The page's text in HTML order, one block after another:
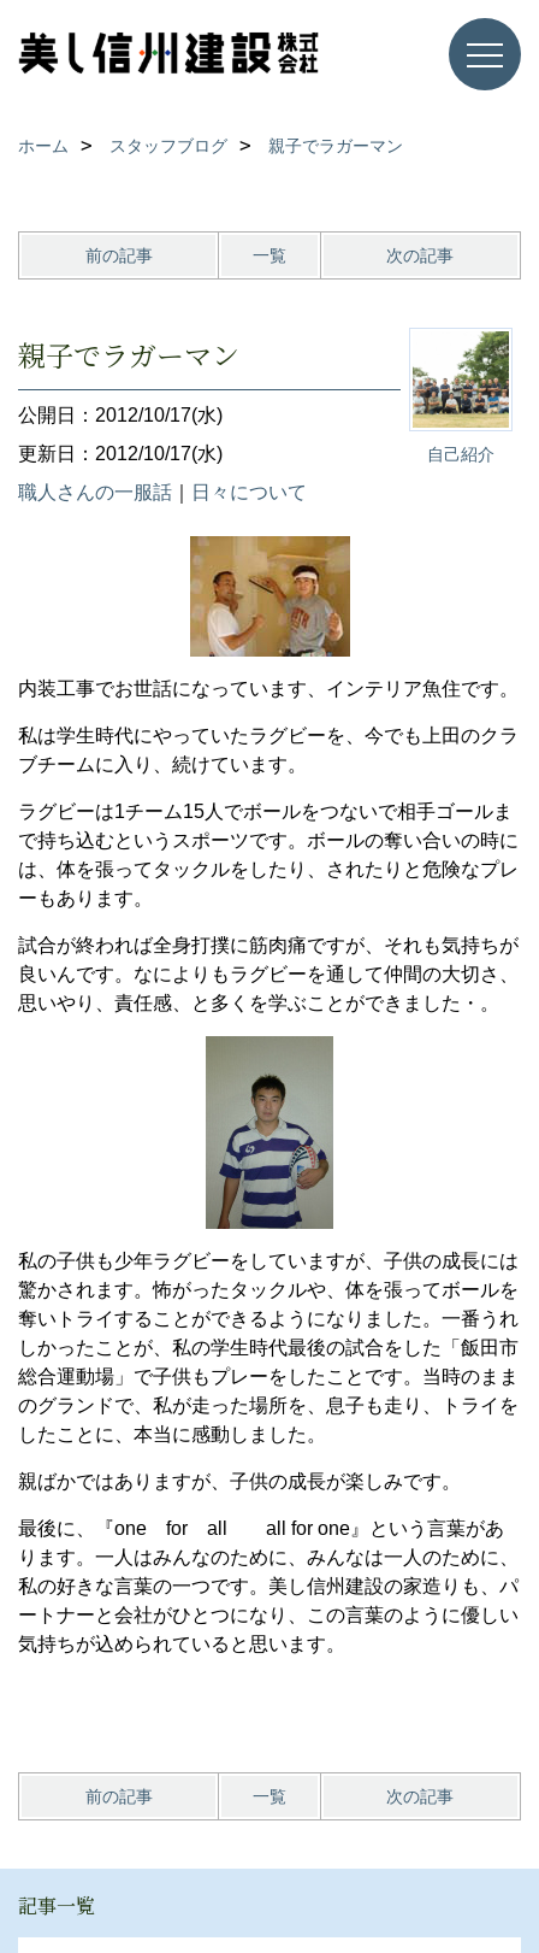
ホーム スタッフブログ 親子でラガーマン
前の記事 一覧 次の記事
自己紹介
親子でラガーマン
公開日：2012/10/17(水)
更新日：2012/10/17(水)
職人さんの一服話
日々について
内装工事でお世話になっています、インテリア魚住です。
私は学生時代にやっていたラグビーを、今でも上田のクラ
ブチームに入り、続けています。
ラグビーは1チーム15人でボールをつないで相手ゴールま
で持ち込むというスポーツです。ボールの奪い合いの時に
は、体を張ってタックルをしたり、されたりと危険なプレ
ーもあります。
試合が終われば全身打撲に筋肉痛ですが、それも気持ちが
良いんです。なによりもラグビーを通して仲間の大切さ、
思いやり、責任感、と多くを学ぶことができました・。
私の子供も少年ラグビーをしていますが、子供の成長には
驚かされます。怖がったタックルや、体を張ってボールを
奪いトライすることができるようになりました。一番うれ
しかったことが、私の学生時代最後の試合をした「飯田市
総合運動場」で子供もプレーをしたことです。当時のまま
のグランドで、私が走った場所を、息子も走り、トライを
したことに、本当に感動しました。
親ばかではありますが、子供の成長が楽しみです。
最後に、『one for all all for one』という言葉があ
ります。一人はみんなのために、みんなは一人のために、
私の好きな言葉の一つです。美し信州建設の家造りも、パ
ートナーと会社がひとつになり、この言葉のように優しい
気持ちが込められていると思います。
前の記事 一覧 次の記事
記事一覧